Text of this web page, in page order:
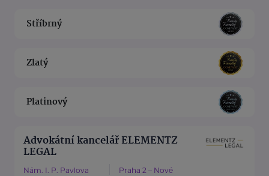
Stříbrný
Zlatý
Platinový
Advokátní kancelář ELEMENTZ
LEGAL
Nám. I. P. Pavlova
Praha 2 – Nové